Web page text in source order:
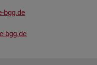
​bgg.​de
​bgg.​de